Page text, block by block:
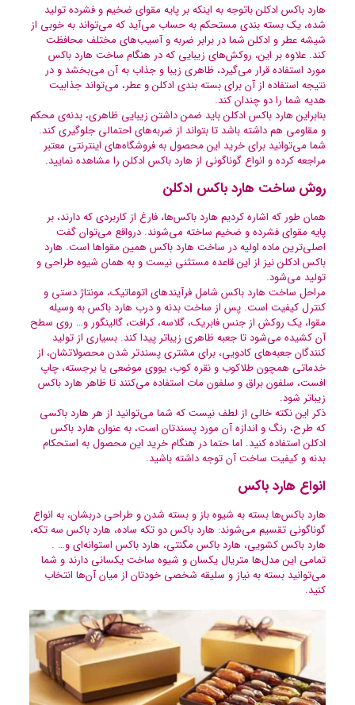
هارد باکس ادکلن باتوجه به اینکه بر پایه مقوای ضخیم و فشرده تولید
شده، یک بسته بندی مستحکم به حساب می‌آید که می‌تواند به خوبی از
شیشه عطر و ادکلن شما در برابر ضربه و آسیب‌های مختلف محافظت
کند. علاوه بر این، روکش‌های زیبایی که در هنگام ساخت هارد باکس
مورد استفاده قرار می‌گیرد، ظاهری زیبا و جذاب به آن می‌بخشد و در
نتیجه استفاده از آن برای بسته بندی ادکلن و عطر، می‌تواند جذابیت
هدیه شما را دو چندان کند.
بنابراین هارد باکس ادکلن باید ضمن داشتن زیبایی ظاهری، بدنه‌ی محکم
و مقاومی هم داشته باشد تا بتواند از ضربه‌های احتمالی جلوگیری کند.
شما می‌توانید برای خرید این محصول به فروشگاه‌های اینترنتی معتبر
مراجعه کرده و انواع گوناگونی از هارد باکس ادکلن را مشاهده نمایید.
روش ساخت هارد باکس ادکلن
همان طور که اشاره کردیم هارد باکس‌ها، فارغ از کاربردی که دارند، بر
پایه مقوای فشرده و ضخیم ساخته می‌شوند. درواقع می‌توان گفت
اصلی‌ترین ماده اولیه در ساخت هارد باکس همین مقواها است. هارد
باکس ادکلن نیز از این قاعده مستثنی نیست و به همان شیوه طراحی و
تولید می‌شود.
مراحل ساخت هارد باکس شامل فرآیندهای اتوماتیک، مونتاژ دستی و
کنترل کیفیت است. پس از ساخت بدنه و درب هارد باکس به وسیله
مقوا، یک روکش از جنس فابریک، گلاسه، کرافت، گالینگور و… روی سطح
آن کشیده می‌شود تا جعبه ظاهری زیباتر پیدا کند. بسیاری از تولید
کنندگان جعبه‌های کادویی، برای مشتری پسندتر شدن محصولاتشان، از
خدماتی همچون طلاکوب و نقره کوب، یووی موضعی یا برجسته، چاپ
افست، سلفون براق و سلفون مات استفاده می‌کنند تا ظاهر هارد باکس
زیباتر شود.
ذکر این نکته خالی از لطف نیست که شما می‌توانید از هر هارد باکسی
که طرح، رنگ و اندازه آن مورد پسندتان است، به عنوان هارد باکس
ادکلن استفاده کنید. اما حتما در هنگام خرید این محصول به استحکام
بدنه و کیفیت ساخت آن توجه داشته باشید.
انواع هارد باکس
هارد باکس‌ها بسته به شیوه باز و بسته شدن و طراحی دربشان، به انواع
گوناگونی تقسیم می‌شوند: هارد باکس دو تکه ساده، هارد باکس سه تکه،
هارد باکس کشویی، هارد باکس مگنتی، هارد باکس استوانه‌ای و… .
تمامی این مدل‌ها متریال یکسان و شیوه ساخت یکسانی دارند و شما
می‌توانید بسته به نیاز و سلیقه شخصی خودتان از میان آن‌ها انتخاب
کنید.